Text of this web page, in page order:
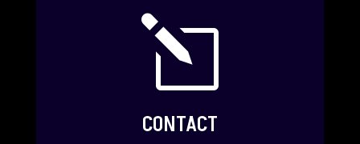
l
CONTACT